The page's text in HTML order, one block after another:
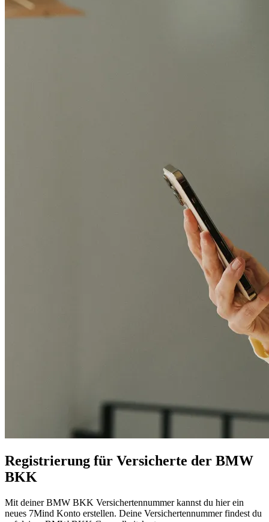
Regis­trie­rung für Ver­si­cherte der BMW
BKK
Mit deiner BMW BKK Ver­si­cher­ten­num­mer kannst du hier ein
neues 7Mind Konto erstel­len. Deine Ver­si­cher­ten­num­mer fin­dest du